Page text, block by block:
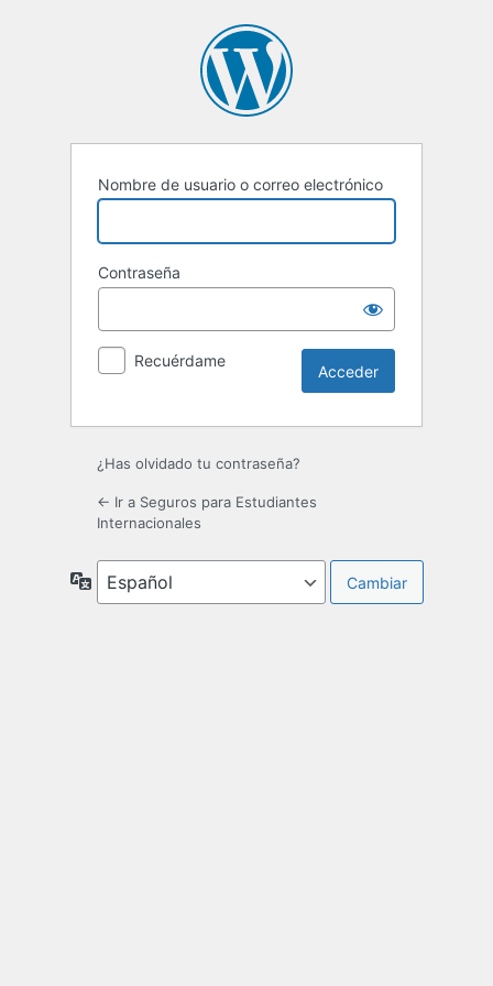
Nombre de usuario o correo electrónico
Contraseña
Recuérdame
¿Has olvidado tu contraseña?
← Ir a Seguros para Estudiantes
Internacionales
Idioma